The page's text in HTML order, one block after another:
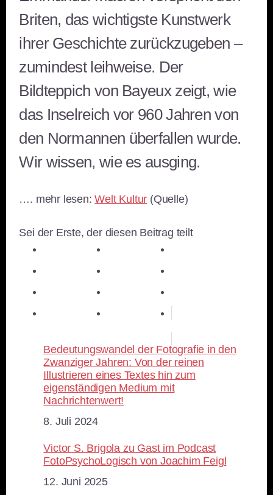
Briten, das wichtigste Kunstwerk
ihrer Geschichte zurückzugeben –
zumindest leihweise. Der
Bildteppich von Bayeux zeigt, wie
das Inselreich vor 960 Jahren von
den Normannen überfallen wurde.
Wir wissen, wie es ausging.
…. mehr lesen:Welt Kultur (Quelle)
Sei der Erste, der diesen Beitrag teilt
Bedeutungswandel der Fotografie in den
Zwanziger Jahren: Von der reinen
Illustrieren eines Textes hin zum
eigenständigen Medium mit
Nachrichtenwert!
Datum
8. Juli 2024
Victor S. Brigola zu Gast im Podcast
FotoPsychoLogisch von Joachim Feigl
Datum
12. Juni 2025